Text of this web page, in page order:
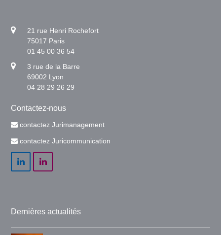
21 rue Henri Rochefort
75017 Paris
01 45 00 36 54
3 rue de la Barre
69002 Lyon
04 28 29 26 29
Contactez-nous
contactez Jurimanagement
contactez Juricommunication
LinkedInLinkedIn
Dernières actualités